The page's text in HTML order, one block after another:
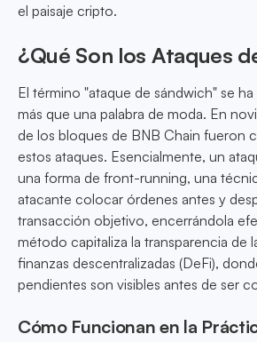
el paisaje cripto.
¿Qué Son los Ataques
El término "ataque de sándwich" se
más que una palabra de moda. En
de los bloques de BNB Chain fueron
estos ataques. Esencialmente, un
una forma de front-running, una
atacante colocar órdenes antes y
transacción objetivo, encerrándola
método capitaliza la transparencia de
finanzas descentralizadas (DeFi),
pendientes son visibles antes de ser
Cómo Funcionan en la